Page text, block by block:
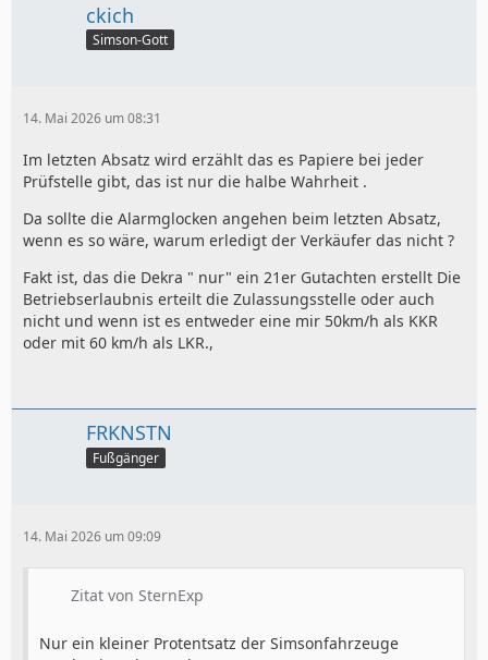
ckich
Simson-Gott
14. Mai 2026 um 08:31
Im letzten Absatz wird erzählt das es Papiere bei jeder
Prüfstelle gibt, das ist nur die halbe Wahrheit .
Da sollte die Alarmglocken angehen beim letzten Absatz,
wenn es so wäre, warum erledigt der Verkäufer das nicht ?
Fakt ist, das die Dekra " nur" ein 21er Gutachten erstellt Die
Betriebserlaubnis erteilt die Zulassungsstelle oder auch
nicht und wenn ist es entweder eine mir 50km/h als KKR
oder mit 60 km/h als LKR.,
FRKNSTN
Fußgänger
14. Mai 2026 um 09:09
Zitat von SternExp
Nur ein kleiner Protentsatz der Simsonfahrzeuge